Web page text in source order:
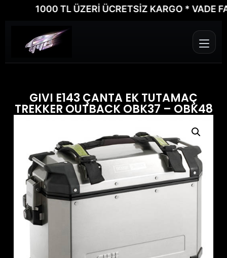
1000 TL ÜZERİ ÜCRETSİZ KARGO * VADE
GIVI E143 ÇANTA EK TUTAMAÇ
TREKKER OUTBACK OBK37 – OBK48